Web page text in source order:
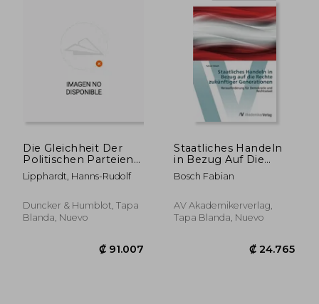
Die Gleichheit Der
Politischen Parteien
VOR Der Offentlichen
Gewalt: Kritische
Parteienrechtsjudikatur
Des
Lipphardt, Hanns-Rudolf
Duncker & Humblot, Tapa
Blanda, Nuevo
Staatliches Handeln
in Bezug Auf Die
Rechte Zukunftiger
Generationen
Bosch Fabian
AV Akademikerverlag,
Tapa Blanda, Nuevo